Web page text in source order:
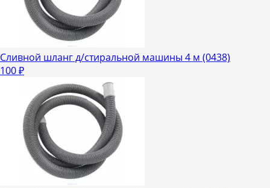
Сливной шланг д/стиральной машины 4 м (0438)
100₽